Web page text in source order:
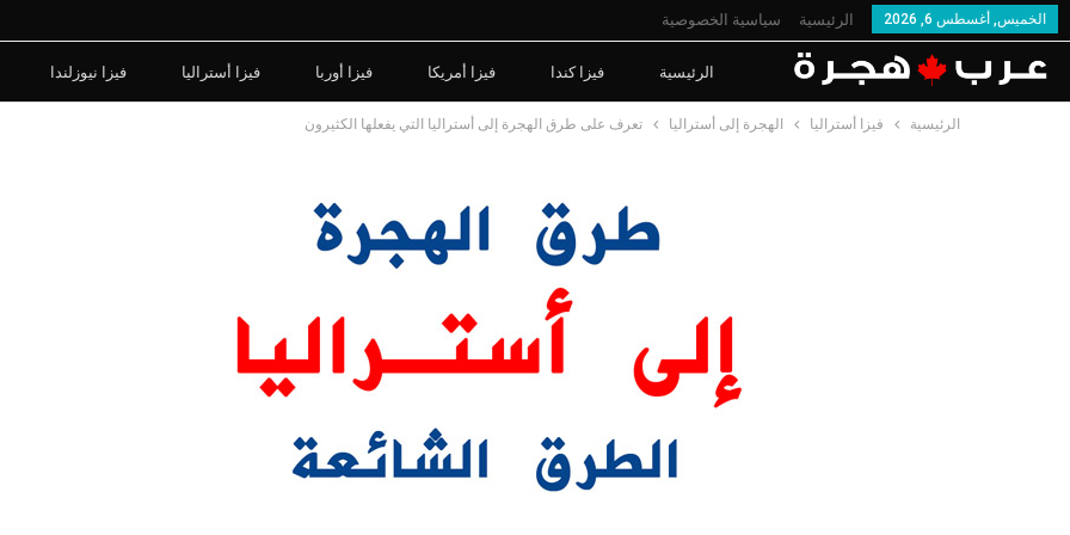
الخميس, أغسطس 6, 2026 الرئيسية سياسية الخصوصية
الرئيسية فيزا كندا فيزا أمريكا فيزا أوربا فيزا أستراليا فيزا نيوزلندا
الرئيسية فيزا أستراليا الهجرة إلى أستراليا تعرف على طرق الهجرة إلى أستراليا التي يفعلها الكثيرون